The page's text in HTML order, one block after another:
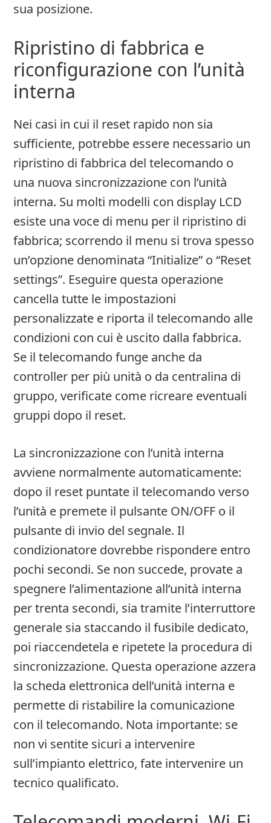
sua posizione.
Ripristino di fabbrica e
riconfigurazione con l’unità
interna
Nei casi in cui il reset rapido non sia
sufficiente, potrebbe essere necessario un
ripristino di fabbrica del telecomando o
una nuova sincronizzazione con l’unità
interna. Su molti modelli con display LCD
esiste una voce di menu per il ripristino di
fabbrica; scorrendo il menu si trova spesso
un’opzione denominata “Initialize” o “Reset
settings”. Eseguire questa operazione
cancella tutte le impostazioni
personalizzate e riporta il telecomando alle
condizioni con cui è uscito dalla fabbrica.
Se il telecomando funge anche da
controller per più unità o da centralina di
gruppo, verificate come ricreare eventuali
gruppi dopo il reset.
La sincronizzazione con l’unità interna
avviene normalmente automaticamente:
dopo il reset puntate il telecomando verso
l’unità e premete il pulsante ON/OFF o il
pulsante di invio del segnale. Il
condizionatore dovrebbe rispondere entro
pochi secondi. Se non succede, provate a
spegnere l’alimentazione all’unità interna
per trenta secondi, sia tramite l’interruttore
generale sia staccando il fusibile dedicato,
poi riaccendetela e ripetete la procedura di
sincronizzazione. Questa operazione azzera
la scheda elettronica dell’unità interna e
permette di ristabilire la comunicazione
con il telecomando. Nota importante: se
non vi sentite sicuri a intervenire
sull’impianto elettrico, fate intervenire un
tecnico qualificato.